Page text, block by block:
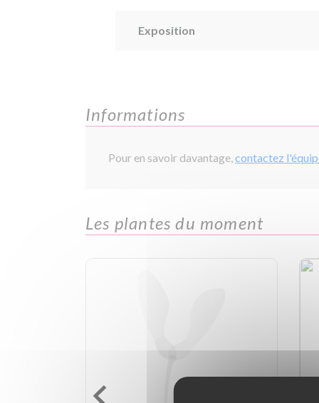
Exposition
Informations
Pour en savoir davantage,contactez
Les plantes du moment